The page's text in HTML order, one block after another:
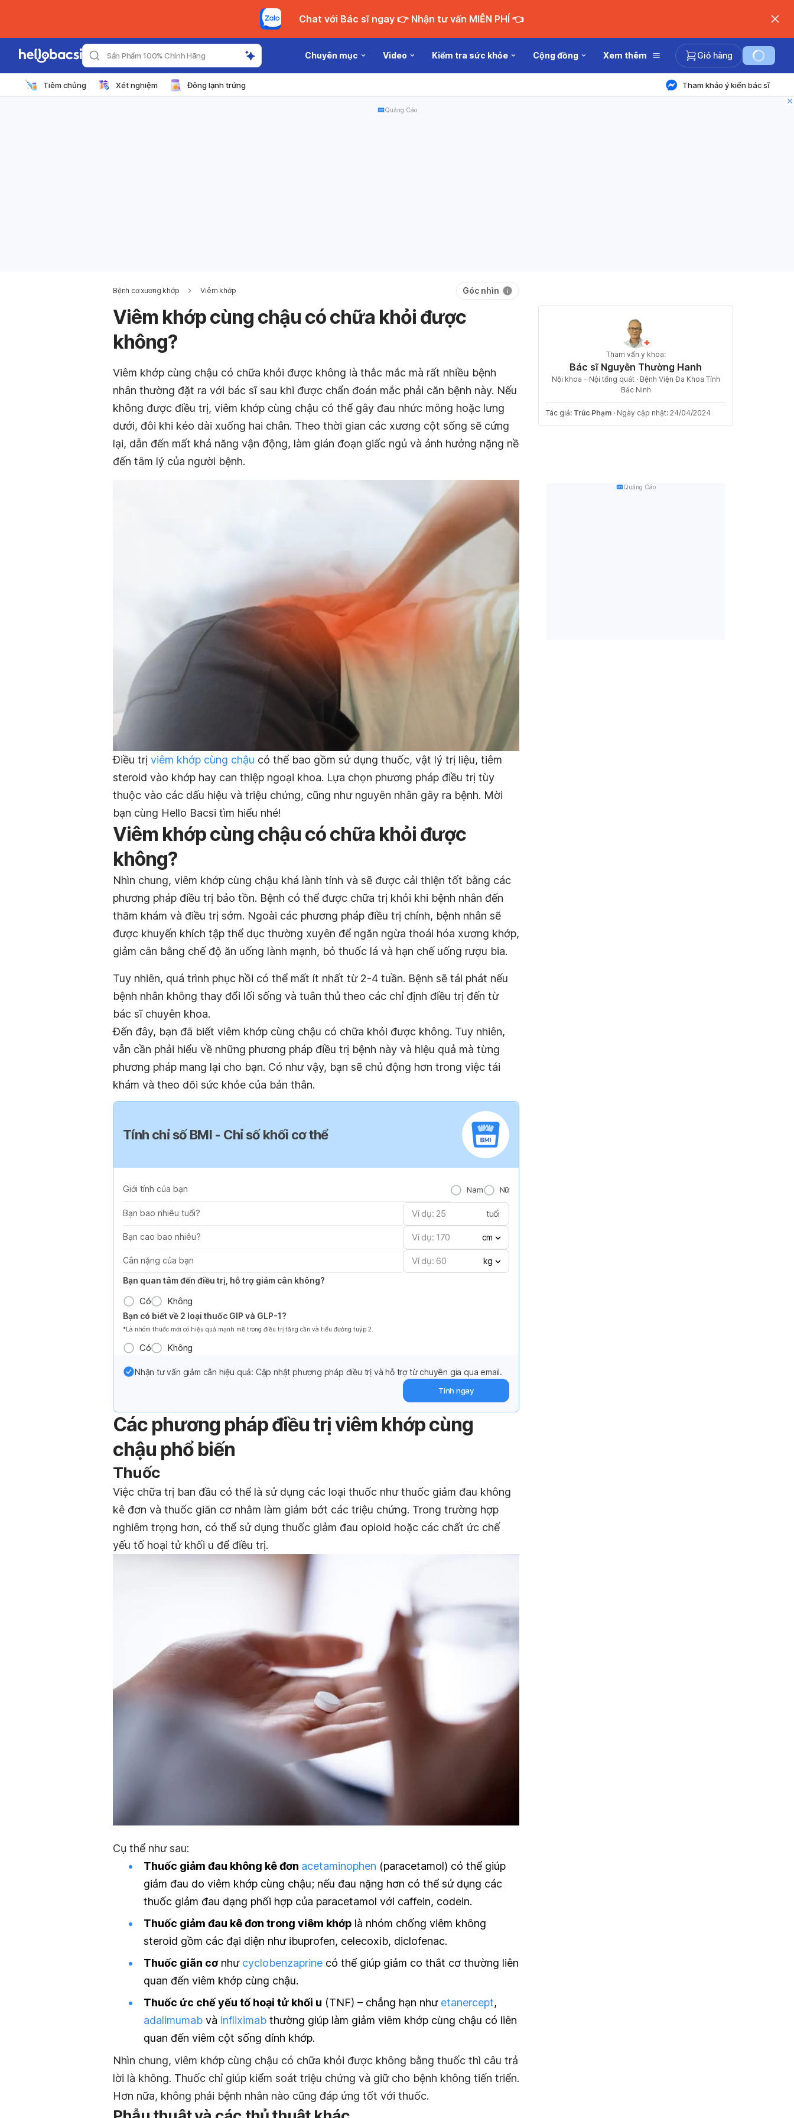
Chat với Bác sĩ ngay 👉 Nhận tư vấn MIỄN PHÍ 👈
Sản Phẩm 100% Chính Hãng Chuyên mục Video Kiểm tra sức khỏe Cộng đồng Xem thêm Giỏ hàng
Tiêm chủng Xét nghiệm Đông lạnh trứng Tham khảo ý kiến bác sĩ
Quảng Cáo
Bệnh cơ xương khớp Viêm khớp Góc nhìn
Viêm khớp cùng chậu có chữa khỏi được
không?
Viêm khớp cùng chậu có chữa khỏi được không là thắc mắc mà rất nhiều bệnh
nhân thường đặt ra với bác sĩ sau khi được chẩn đoán mắc phải căn bệnh này. Nếu
không được điều trị, viêm khớp cùng chậu có thể gây đau nhức mông hoặc lưng
dưới, đôi khi kéo dài xuống hai chân. Theo thời gian các xương cột sống sẽ cứng
lại, dẫn đến mất khả năng vận động, làm gián đoạn giấc ngủ và ảnh hưởng nặng nề
đến tâm lý của người bệnh.
Điều trị viêm khớp cùng chậu có thể bao gồm sử dụng thuốc, vật lý trị liệu, tiêm
steroid vào khớp hay can thiệp ngoại khoa. Lựa chọn phương pháp điều trị tùy
thuộc vào các dấu hiệu và triệu chứng, cũng như nguyên nhân gây ra bệnh. Mời
bạn cùng Hello Bacsi tìm hiểu nhé!
Viêm khớp cùng chậu có chữa khỏi được
không?
Nhìn chung, viêm khớp cùng chậu khá lành tính và sẽ được cải thiện tốt bằng các
phương pháp điều trị bảo tồn. Bệnh có thể được chữa trị khỏi khi bệnh nhân đến
thăm khám và điều trị sớm. Ngoài các phương pháp điều trị chính, bệnh nhân sẽ
được khuyến khích tập thể dục thường xuyên để ngăn ngừa thoái hóa xương khớp,
giảm cân bằng chế độ ăn uống lành mạnh, bỏ thuốc lá và hạn chế uống rượu bia.
Tuy nhiên, quá trình phục hồi có thể mất ít nhất từ 2-4 tuần. Bệnh sẽ tái phát nếu
bệnh nhân không thay đổi lối sống và tuân thủ theo các chỉ định điều trị đến từ
bác sĩ chuyên khoa.
Đến đây, bạn đã biết viêm khớp cùng chậu có chữa khỏi được không. Tuy nhiên,
vẫn cần phải hiểu về những phương pháp điều trị bệnh này và hiệu quả mà từng
phương pháp mang lại cho bạn. Có như vậy, bạn sẽ chủ động hơn trong việc tái
khám và theo dõi sức khỏe của bản thân.
Tính chỉ số BMI - Chỉ số khối cơ thể
Giới tính của bạn Nam Nữ
Bạn bao nhiêu tuổi? tuổi
Bạn cao bao nhiêu? cm
Cân nặng của bạn
kg
Bạn quan tâm đến điều trị, hỗ trợ giảm cân không?
Có Không
Bạn có biết về 2 loại thuốc GIP và GLP-1?
*Là nhóm thuốc mới có hiệu quả mạnh mẽ trong điều trị tăng cần và tiểu đường tuýp 2.
Có Không
Nhận tư vấn giảm cân hiệu quả: Cập nhật phương pháp điều trị và hỗ trợ từ chuyên gia qua email.
Tính ngay
Các phương pháp điều trị viêm khớp cùng
chậu phổ biến
Thuốc
Việc chữa trị ban đầu có thể là sử dụng các loại thuốc như thuốc giảm đau không
kê đơn và thuốc giãn cơ nhằm làm giảm bớt các triệu chứng. Trong trường hợp
nghiêm trọng hơn, có thể sử dụng thuốc giảm đau opioid hoặc các chất ức chế
yếu tố hoại tử khối u để điều trị.
Cụ thể như sau:
Thuốc giảm đau không kê đơn acetaminophen (paracetamol) có thể giúp
giảm đau do viêm khớp cùng chậu; nếu đau nặng hơn có thể sử dụng các
thuốc giảm đau dạng phối hợp của paracetamol với caffein, codein.
Thuốc giảm đau kê đơn trong viêm khớp là nhóm chống viêm không
steroid gồm các đại diện như ibuprofen, celecoxib, diclofenac.
Thuốc giãn cơnhư cyclobenzaprine có thể giúp giảm co thắt cơ thường liên
quan đến viêm khớp cùng chậu.
Thuốc ức chế yếu tố hoại tử khối u (TNF) – chẳng hạn như etanercept,
adalimumab và infliximab thường giúp làm giảm viêm khớp cùng chậu có liên
quan đến viêm cột sống dính khớp.
Nhìn chung, viêm khớp cùng chậu có chữa khỏi được không bằng thuốc thì câu trả
lời là không. Thuốc chỉ giúp kiểm soát triệu chứng và giữ cho bệnh không tiến triển.
Hơn nữa, không phải bệnh nhân nào cũng đáp ứng tốt với thuốc.
Tham vấn y khoa:
Bác sĩ Nguyễn Thường Hanh
Nội khoa - Nội tổng quát · Bệnh Viện Đa Khoa Tỉnh
Bắc Ninh
Tác giả: Trúc Phạm · Ngày cập nhật: 24/04/2024
Quảng Cáo